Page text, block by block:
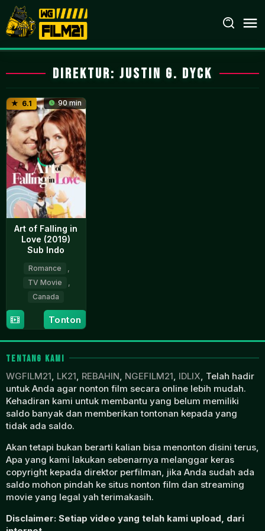
Loncat
ke
konten
Direktur: Justin G. Dyck
6.1 90 min
Art of Falling in
Love (2019)
Sub Indo
Romance
TV Movie
Canada
10
Aug
2019
Justin
G.
Dyck
Tonton
TENTANG KAMI
WGFILM21, LK21, REBAHIN, NGEFILM21, IDLIX, Telah hadir
untuk Anda agar nonton film secara online lebih mudah.
Kehadiran kami untuk membantu yang belum memiliki
saldo banyak dan memberikan tontonan kepada yang
tidak ada saldo.
Akan tetapi bukan berarti kalian bisa menonton disini terus,
Apa yang kami lakukan sebenarnya melanggar keras
copyright kepada direktor perfilman, jika Anda sudah ada
saldo mohon pindah ke situs nonton film dan streaming
movie yang legal yah terimakasih.
Disclaimer: Setiap video yang telah kami upload, dari